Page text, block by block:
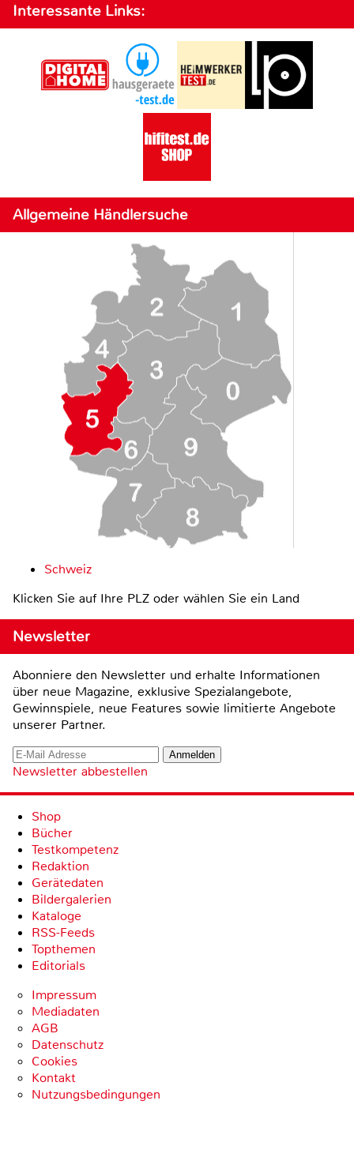
Interessante Links:
Allgemeine Händlersuche
Schweiz
Klicken Sie auf Ihre PLZ oder wählen Sie ein Land
Newsletter
Abonniere den Newsletter und erhalte Informationen
über neue Magazine, exklusive Spezialangebote,
Gewinnspiele, neue Features sowie limitierte Angebote
unserer Partner.
Newsletter abbestellen
Shop
Bücher
Testkompetenz
Redaktion
Gerätedaten
Bildergalerien
Kataloge
RSS-Feeds
Topthemen
Editorials
Impressum
Mediadaten
AGB
Datenschutz
Cookies
Kontakt
Nutzungsbedingungen